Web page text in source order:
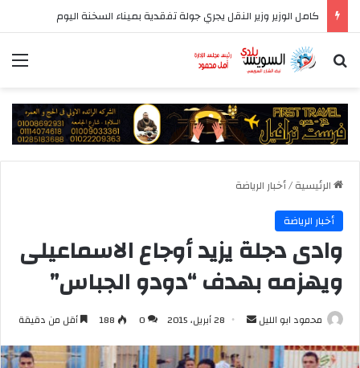
بحث عن
الرئيسية/أخبار الرياضة
أخبار الرياضة
وادى دجلة يزيد أوجاع الاسماعيلى
ويهزمه بهدف “دودو الجباس”
محمود ابو الليل
أرسل
إلكترونيا
28 أبريل، 2015 0
188 أقل من دقيقة